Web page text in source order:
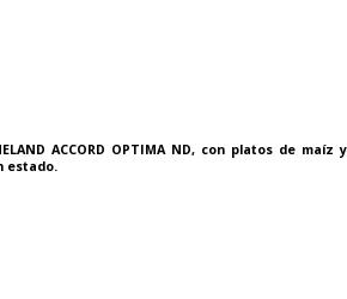
ACCORD OPTIMA ND, con platos de maíz y
estado.